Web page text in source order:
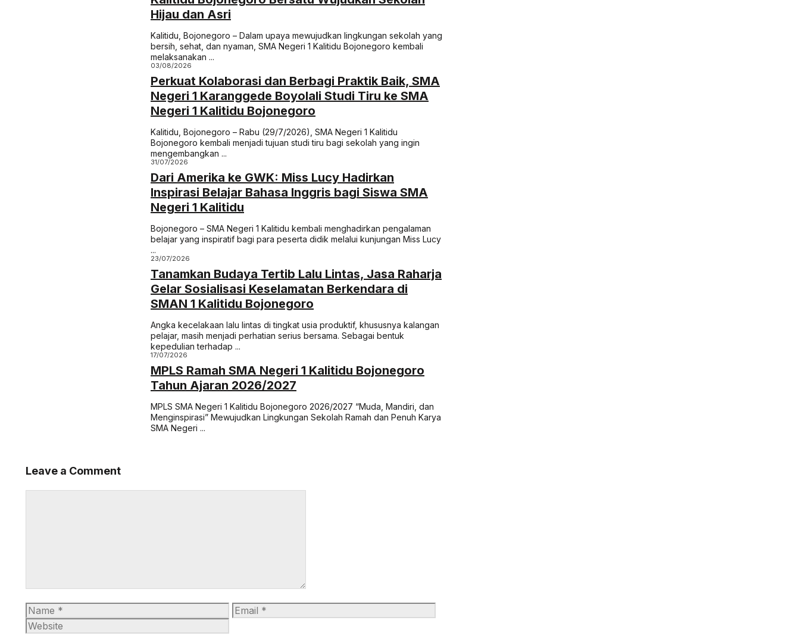
Hijau dan Asri
Kalitidu, Bojonegoro – Dalam upaya mewujudkan lingkungan sekolah yang
bersih, sehat, dan nyaman, SMA Negeri 1 Kalitidu Bojonegoro kembali
melaksanakan ...
03/08/2026
Perkuat Kolaborasi dan Berbagi Praktik Baik, SMA
Negeri 1 Karanggede Boyolali Studi Tiru ke SMA
Negeri 1 Kalitidu Bojonegoro
Kalitidu, Bojonegoro – Rabu (29/7/2026), SMA Negeri 1 Kalitidu
Bojonegoro kembali menjadi tujuan studi tiru bagi sekolah yang ingin
mengembangkan ...
31/07/2026
Dari Amerika ke GWK: Miss Lucy Hadirkan
Inspirasi Belajar Bahasa Inggris bagi Siswa SMA
Negeri 1 Kalitidu
Bojonegoro – SMA Negeri 1 Kalitidu kembali menghadirkan pengalaman
belajar yang inspiratif bagi para peserta didik melalui kunjungan Miss Lucy
...
23/07/2026
Tanamkan Budaya Tertib Lalu Lintas, Jasa Raharja
Gelar Sosialisasi Keselamatan Berkendara di
SMAN 1 Kalitidu Bojonegoro
Angka kecelakaan lalu lintas di tingkat usia produktif, khususnya kalangan
pelajar, masih menjadi perhatian serius bersama. Sebagai bentuk
kepedulian terhadap ...
17/07/2026
MPLS Ramah SMA Negeri 1 Kalitidu Bojonegoro
Tahun Ajaran 2026/2027
MPLS SMA Negeri 1 Kalitidu Bojonegoro 2026/2027 “Muda, Mandiri, dan
Menginspirasi” Mewujudkan Lingkungan Sekolah Ramah dan Penuh Karya
SMA Negeri ...
Leave a Comment
Name Email